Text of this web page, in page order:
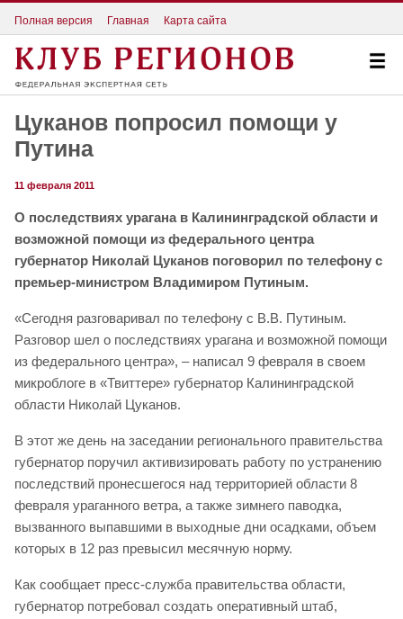
Полная версия Главная Карта сайта
Цуканов попросил помощи у
Путина
11 февраля 2011
О последствиях урагана в Калининградской области и
возможной помощи из федерального центра
губернатор Николай Цуканов поговорил по телефону с
премьер-министром Владимиром Путиным.
«Сегодня разговаривал по телефону с В.В. Путиным.
Разговор шел о последствиях урагана и возможной помощи
из федерального центра», – написал 9 февраля в своем
микроблоге в «Твиттере» губернатор Калининградской
области Николай Цуканов.
В этот же день на заседании регионального правительства
губернатор поручил активизировать работу по устранению
последствий пронесшегося над территорией области 8
февраля ураганного ветра, а также зимнего паводка,
вызванного выпавшими в выходные дни осадками, объем
которых в 12 раз превысил месячную норму.
Как сообщает пресс-служба правительства области,
губернатор потребовал создать оперативный штаб,